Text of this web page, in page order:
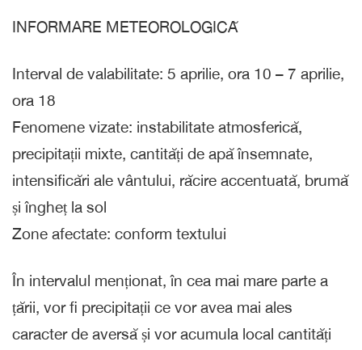
INFORMARE METEOROLOGICĂ
Interval de valabilitate: 5 aprilie, ora 10 – 7 aprilie,
ora 18
Fenomene vizate: instabilitate atmosferică,
precipitații mixte, cantități de apă însemnate,
intensificări ale vântului, răcire accentuată, brumă
și îngheț la sol
Zone afectate: conform textului
În intervalul menționat, în cea mai mare parte a
țării, vor fi precipitații ce vor avea mai ales
caracter de aversă și vor acumula local cantități